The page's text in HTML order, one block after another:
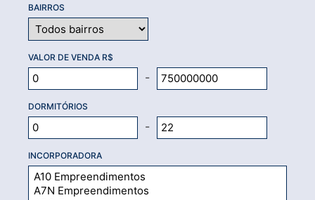
BAIRROS
VALOR DE VENDA R$
-
DORMITÓRIOS
-
INCORPORADORA